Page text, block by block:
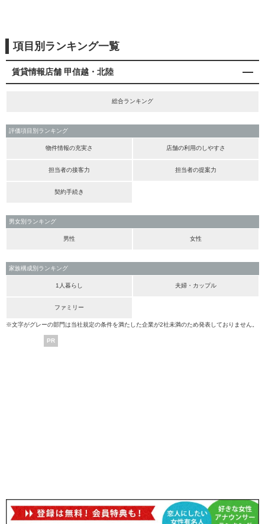
項目別ランキング一覧
賃貸情報店舗 甲信越・北陸
総合ランキング
評価項目別ランキング
物件情報の充実さ 店舗の利用のしやすさ
担当者の接客力 担当者の提案力
契約手続き
男女別ランキング
男性 女性
家族構成別ランキング
1人暮らし 夫婦・カップル
ファミリー
※文字がグレーの部門は当社規定の条件を満たした企業が2社未満のため発表しておりません。
PR